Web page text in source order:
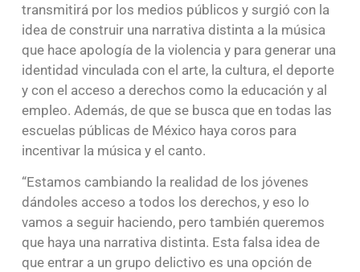
transmitirá por los medios públicos y surgió con la
idea de construir una narrativa distinta a la música
que hace apología de la violencia y para generar una
identidad vinculada con el arte, la cultura, el deporte
y con el acceso a derechos como la educación y al
empleo. Además, de que se busca que en todas las
escuelas públicas de México haya coros para
incentivar la música y el canto.
“Estamos cambiando la realidad de los jóvenes
dándoles acceso a todos los derechos, y eso lo
vamos a seguir haciendo, pero también queremos
que haya una narrativa distinta. Esta falsa idea de
que entrar a un grupo delictivo es una opción de